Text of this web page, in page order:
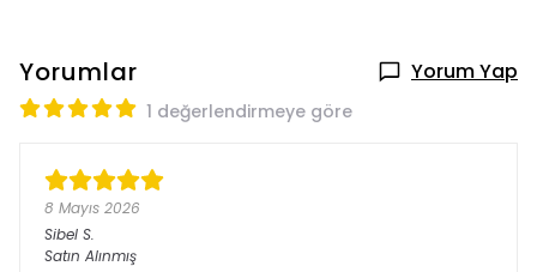
Yorumlar Yorum Yap
1 değerlendirmeye göre
8 Mayıs 2026
Sibel S.
Satın Alınmış